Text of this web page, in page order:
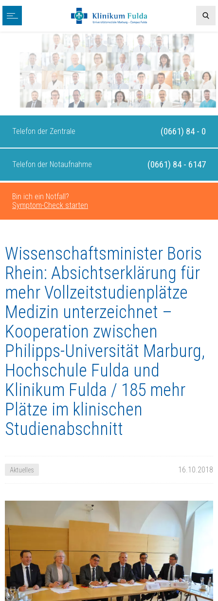
Telefon der Zentrale (0661) 84 - 0
Telefon der Notaufnahme (0661) 84 - 6147
Bin ich ein Notfall?
Symptom-Check starten
Wissenschaftsminister Boris
Rhein: Absichtserklärung für
mehr Vollzeitstudienplätze
Medizin unterzeichnet –
Kooperation zwischen
Philipps-Universität Marburg,
Hochschule Fulda und
Klinikum Fulda / 185 mehr
Plätze im klinischen
Studienabschnitt
Aktuelles 16.10.2018